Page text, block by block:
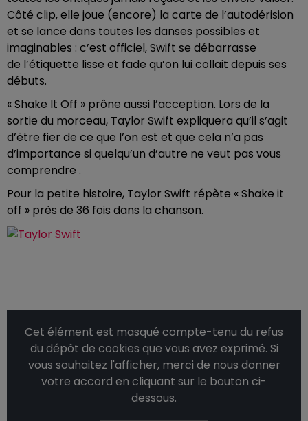
Côté clip, elle joue (encore) la carte de l’autodérision
et se lance dans toutes les danses possibles et
imaginables : c’est officiel, Swift se débarrasse
de l’étiquette lisse et fade qu’on lui collait depuis ses
débuts.
« Shake It Off » prône aussi l’acception. Lors de la
sortie du morceau, Taylor Swift expliquera qu’il s’agit
d’être fier de ce que l’on est et que cela n’a pas
d’importance si quelqu’un d’autre ne veut pas vous
comprendre .
Pour la petite histoire, Taylor Swift répète « Shake it
off » près de 36 fois dans la chanson.
Cet élément est masqué compte-tenu du refus
du dépôt de cookies que vous avez exprimé. Si
vous souhaitez l'afficher, merci de nous donner
votre accord en cliquant sur le bouton ci-
dessous.